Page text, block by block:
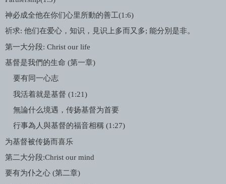
神必成全他在你们心里所動的善工(1:6)
祈求: 他们在爱心，知识，見识上多而又多; 能分別是非。
第一大分段: Christ our life
基督是我們的生命 (第一章)
要有同一心志
我活着就是基督 (1:21)
無論什么境遇，传扬基督为首要
行事為人與基督的福音相稱 (1:27)
为基督被传扬而喜乐
第二大分段:Christ our mind
要有为仆之心 (第二章)